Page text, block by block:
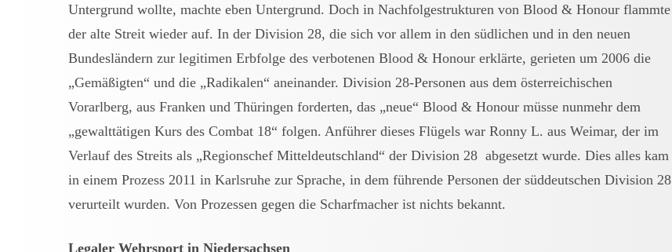
Untergrund wollte, machte eben Untergrund. Doch in Nachfolgestrukturen von Blood & Honour flammte
der alte Streit wieder auf. In der Division 28, die sich vor allem in den südlichen und in den neuen
Bundesländern zur legitimen Erbfolge des verbotenen Blood & Honour erklärte, gerieten um 2006 die
„Gemäßigten“ und die „Radikalen“ aneinander. Division 28-Personen aus dem österreichischen
Vorarlberg, aus Franken und Thüringen forderten, das „neue“ Blood & Honour müsse nunmehr dem
„gewalttätigen Kurs des Combat 18“ folgen. Anführer dieses Flügels war Ronny L. aus Weimar, der im
Verlauf des Streits als „Regionschef Mitteldeutschland“ der Division 28 abgesetzt wurde. Dies alles kam
in einem Prozess 2011 in Karlsruhe zur Sprache, in dem führende Personen der süddeutschen Division 28
verurteilt wurden. Von Prozessen gegen die Scharfmacher ist nichts bekannt.
Legaler Wehrsport in Niedersachsen